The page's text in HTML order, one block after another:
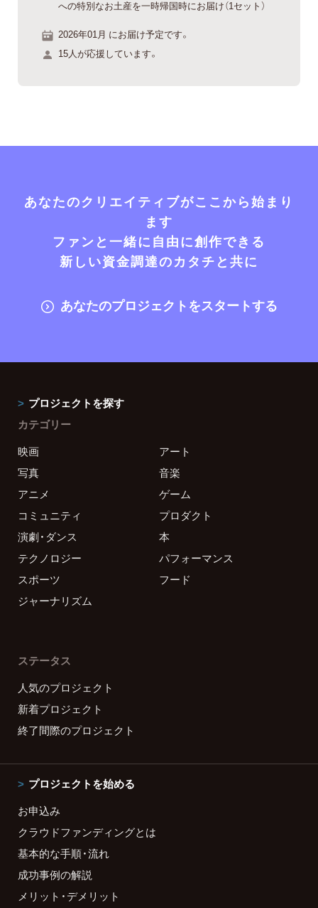
への特別なお土産を一時帰国時にお届け（1セット）
2026年01月 にお届け予定です。
15人が応援しています。
あなたのクリエイティブがここから始まり
ます
ファンと一緒に自由に創作できる
新しい資金調達のカタチと共に
あなたのプロジェクトをスタートする
プロジェクトを探す
カテゴリー
映画
アート
写真
音楽
アニメ
ゲーム
コミュニティ
プロダクト
演劇・ダンス
本
テクノロジー
パフォーマンス
スポーツ
フード
ジャーナリズム
ステータス
人気のプロジェクト
新着プロジェクト
終了間際のプロジェクト
プロジェクトを始める
お申込み
クラウドファンディングとは
基本的な手順・流れ
成功事例の解説
メリット・デメリット